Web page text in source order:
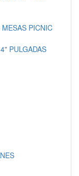
PICNIC
PULGADAS